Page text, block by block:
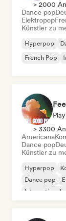
> 2000
Dance pop
Elektropop
Künstler zu
Hyperpop
French Pop
> 3300
Americana
Dance pop
Künstler zu
Hyperpop
Dance pop
Internationaler